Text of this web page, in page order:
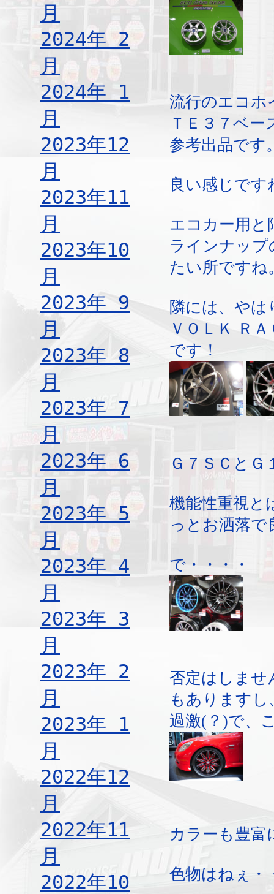
月
2024年 2
月
2024年 1
月
2023年12
月
2023年11
月
2023年10
月
2023年 9
月
2023年 8
月
2023年 7
月
2023年 6
月
2023年 5
月
2023年 4
月
2023年 3
月
2023年 2
月
2023年 1
月
2022年12
月
2022年11
月
2022年10
流行のエコホ
ＴＥ３７ベー
参考出品です
良い感じです
エコカー用と
ラインナップ
たい所ですね
隣には、やは
ＶＯＬＫ Ｒ
です！
Ｇ７ＳＣとＧ
機能性重視と
っとお洒落で
で・・・・
否定はしませ
もありますし
過激(？)で、
カラーも豊富
色物はねぇ・